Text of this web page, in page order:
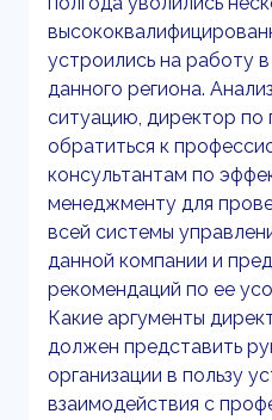
устроились на работу
данного региона.
ситуацию, директор по
обратиться к
консультантам по
менеджменту для
всей системы
данной компании и
рекомендаций по ее
Какие аргументы
должен представить
организации в пользу
взаимодействия с